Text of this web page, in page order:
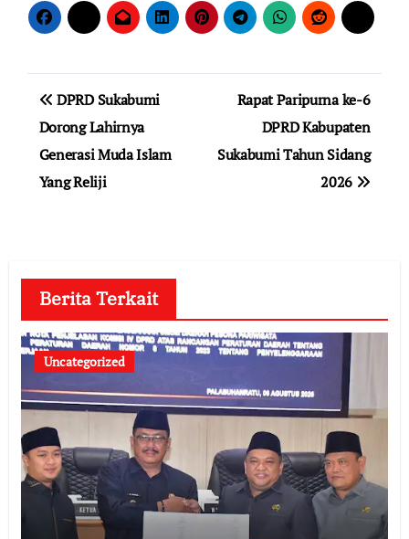
Navigasi
pos
DPRD Sukabumi
Dorong Lahirnya
Generasi Muda Islam
Yang Reliji
Rapat Paripurna ke-6
DPRD Kabupaten
Sukabumi Tahun Sidang
2026
Berita Terkait
Uncategorized